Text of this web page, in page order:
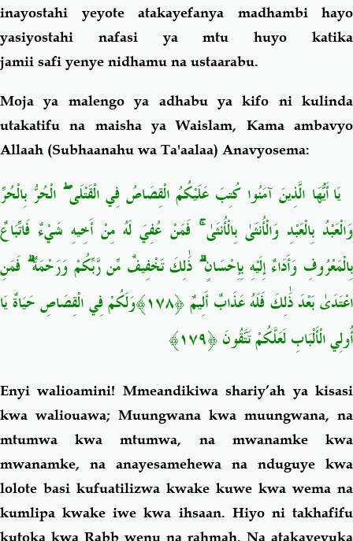
inayostahi yeyote atakayefanya madhambi hayo
yasiyostahi nafasi ya mtu huyo katika
jamii safi yenye nidhamu na ustaarabu.
Moja ya malengo ya adhabu ya kifo ni kulinda
utakatifu na maisha ya Waislam, Kama ambavyo
Allaah (Subhaanahu wa Ta'aalaa) Anavyosema:
يَا أَيُّهَا الَّذِينَ آمَنُوا كُتِبَ عَلَيْكُمُ الْقِصَاصُ فِي الْقَتْلَى ۖ الْحُرُّ بِالْحُرِّ
وَالْعَبْدُ بِالْعَبْدِ وَالْأُنثَىٰ بِالْأُنثَىٰ ۚ فَمَنْ عُفِيَ لَهُ مِنْ أَخِيهِ شَيْءٌ فَاتِّبَاعٌ
بِالْمَعْرُوفِ وَأَدَاءٌ إِلَيْهِ بِإِحْسَانٍ ۗ ذَٰلِكَ تَخْفِيفٌ مِّن رَّبِّكُمْ وَرَحْمَةٌ ۗ فَمَنِ
اعْتَدَىٰ بَعْدَ ذَٰلِكَ فَلَهُ عَذَابٌ أَلِيمٌ ﴿١٧٨﴾وَلَكُمْ فِي الْقِصَاصِ حَيَاةٌ يَا
أُولِي الْأَلْبَابِ لَعَلَّكُمْ تَتَّقُونَ ﴿١٧٩﴾
Enyi walioamini! Mmeandikiwa shariy’ah ya kisasi
kwa waliouawa; Muungwana kwa muungwana, na
mtumwa kwa mtumwa, na mwanamke kwa
mwanamke, na anayesamehewa na nduguye kwa
lolote basi kufuatilizwa kwake kuwe kwa wema na
kumlipa kwake iwe kwa ihsaan. Hiyo ni takhafifu
kutoka kwa Rabb wenu na rahmah. Na atakayevuka